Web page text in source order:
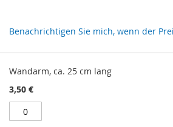
Benachrichtigen Sie mich, wenn der
Produkte
Artikel
Wandarm, ca. 25 cm lang
3,50 €